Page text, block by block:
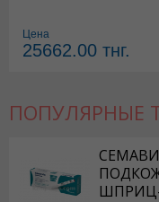
Цена
25662.00 тнг.
ПОПУЛЯРНЫЕ